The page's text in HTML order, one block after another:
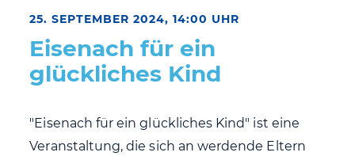
25. SEPTEMBER 2024, 14:00 UHR
Eisenach für ein
glückliches Kind
"Eisenach für ein glückliches Kind" ist eine
Veranstaltung, die sich an werdende Eltern